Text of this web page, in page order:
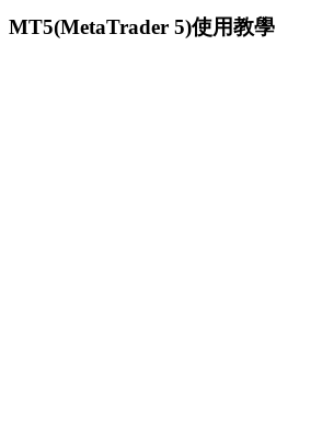
MT5(MetaTrader 5)使用教學